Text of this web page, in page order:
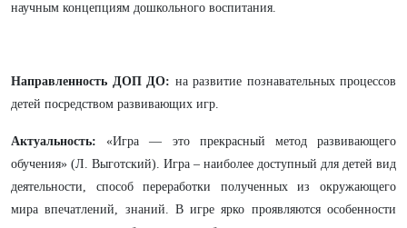
научным концепциям дошкольного воспитания.
Направленность ДОП ДО: на развитие познавательных процессов
детей посредством развивающих игр.
Актуальность: «Игра — это прекрасный метод развивающего
обучения» (Л. Выготский). Игра – наиболее доступный для детей вид
деятельности, способ переработки полученных из окружающего
мира впечатлений, знаний. В игре ярко проявляются особенности